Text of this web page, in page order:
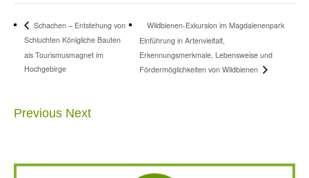
Schachen – Entstehung von
Schluchten Königliche Bauten
als Tourismusmagnet im
Hochgebirge
Wildbienen-Exkursion im Magdalenenpark
Einführung in Artenvielfalt,
Erkennungsmerkmale, Lebensweise und
Fördermöglichkeiten von Wildbienen
Previous Next